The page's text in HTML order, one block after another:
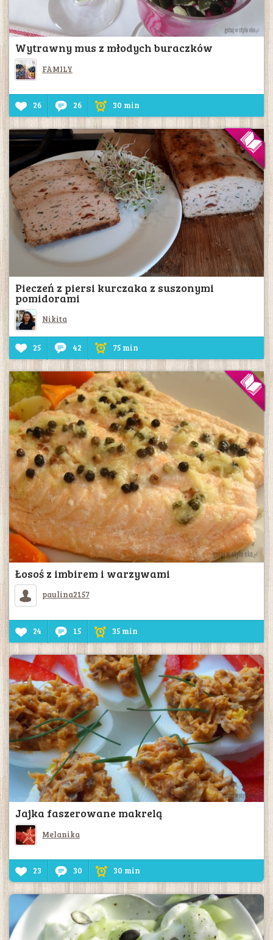
Wytrawny mus z młodych buraczków
FAMILY
26 26 30 min
Pieczeń z piersi kurczaka z suszonymi
pomidorami
Nikita
25 42 75 min
Łosoś z imbirem i warzywami
paulina2157
24 15 35 min
Jajka faszerowane makrelą
Melanika
23 30 30 min